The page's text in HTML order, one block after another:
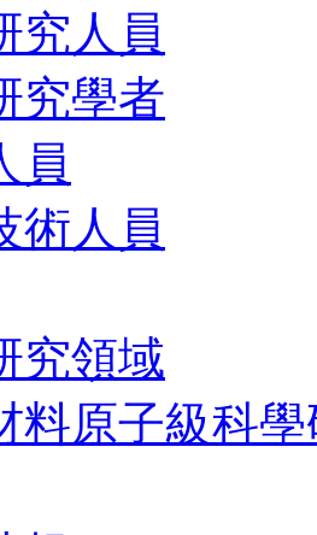
究人員
究學者
員
術人員
究領域
料原子級科